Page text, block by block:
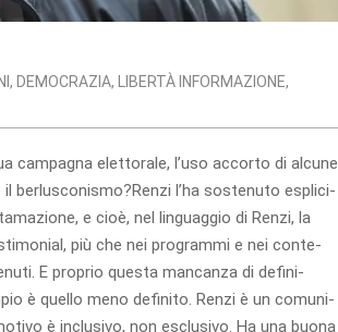
, DEMOCRAZIA, LIBERTÀ INFORMAZIONE,
cam­pa­gna elet­to­rale, l’uso accorto di alcune
il ber­lu­sconismo?Renzi l’ha soste­nuto espli­ci­
e cioè, nel lin­guag­gio di Renzi, la
più che nei pro­grammi e nei con­te­
E pro­prio que­sta man­canza di defi­ni­
è quello meno defi­nito. Renzi è un comu­ni­
è inclu­sivo, non esclu­sivo. Ha una buona